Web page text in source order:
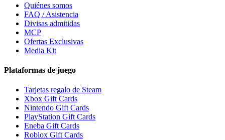
Quiénes somos
FAQ / Asistencia
Divisas admitidas
MCP
Ofertas Exclusivas
Media Kit
Plataformas de juego
Tarjetas regalo de Steam
Xbox Gift Cards
Nintendo Gift Cards
PlayStation Gift Cards
Eneba Gift Cards
Roblox Gift Cards